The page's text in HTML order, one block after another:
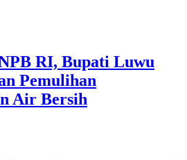
RI, Bupati Luwu
Pemulihan
Air Bersih